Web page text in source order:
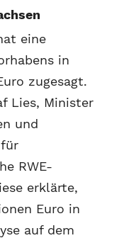
eine
in
zugesagt.
Lies, Minister
und
RWE-
erklärte,
Euro in
auf dem